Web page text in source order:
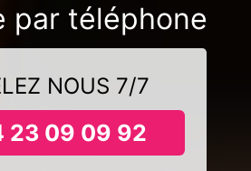
par téléphone
NOUS 7/7
09 09 92